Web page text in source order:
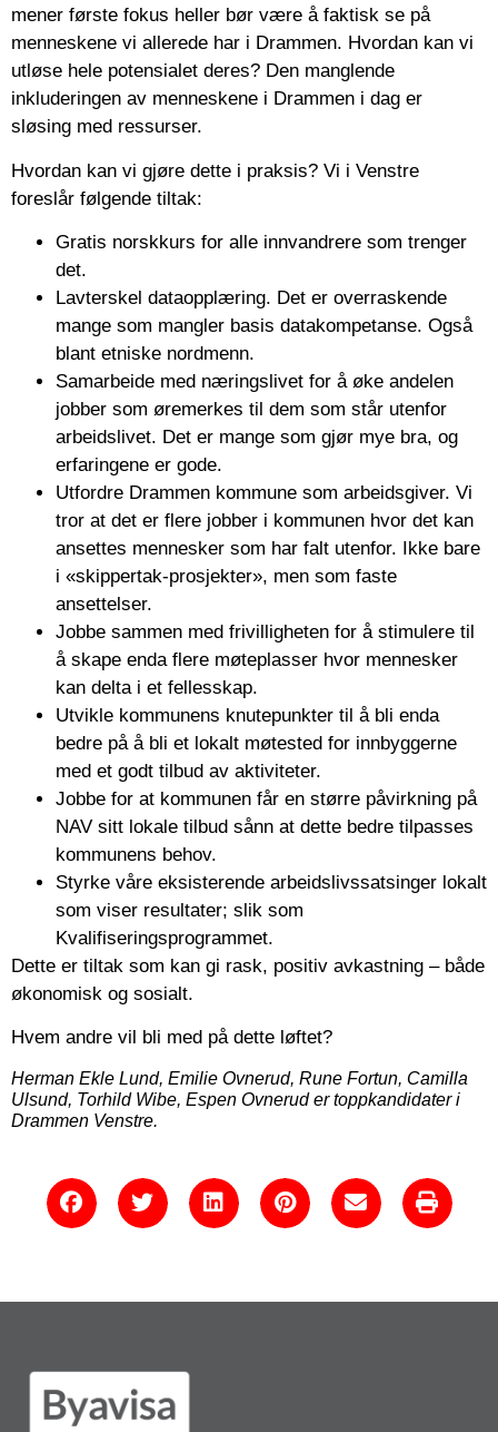
mener første fokus heller bør være å faktisk se på
menneskene vi allerede har i Drammen. Hvordan kan vi
utløse hele potensialet deres? Den manglende
inkluderingen av menneskene i Drammen i dag er
sløsing med ressurser.
Hvordan kan vi gjøre dette i praksis? Vi i Venstre
foreslår følgende tiltak:
Gratis norskkurs for alle innvandrere som trenger
det.
Lavterskel dataopplæring. Det er overraskende
mange som mangler basis datakompetanse. Også
blant etniske nordmenn.
Samarbeide med næringslivet for å øke andelen
jobber som øremerkes til dem som står utenfor
arbeidslivet. Det er mange som gjør mye bra, og
erfaringene er gode.
Utfordre Drammen kommune som arbeidsgiver. Vi
tror at det er flere jobber i kommunen hvor det kan
ansettes mennesker som har falt utenfor. Ikke bare
i «skippertak-prosjekter», men som faste
ansettelser.
Jobbe sammen med frivilligheten for å stimulere til
å skape enda flere møteplasser hvor mennesker
kan delta i et fellesskap.
Utvikle kommunens knutepunkter til å bli enda
bedre på å bli et lokalt møtested for innbyggerne
med et godt tilbud av aktiviteter.
Jobbe for at kommunen får en større påvirkning på
NAV sitt lokale tilbud sånn at dette bedre tilpasses
kommunens behov.
Styrke våre eksisterende arbeidslivssatsinger lokalt
som viser resultater; slik som
Kvalifiseringsprogrammet.
Dette er tiltak som kan gi rask, positiv avkastning – både
økonomisk og sosialt.
Hvem andre vil bli med på dette løftet?
Herman Ekle Lund, Emilie Ovnerud, Rune Fortun, Camilla
Ulsund, Torhild Wibe, Espen Ovnerud er toppkandidater i
Drammen Venstre.